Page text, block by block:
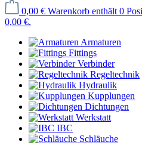
0,00 € Warenkorb enthält 0
0,00 €.
Armaturen
Fittings
Verbinder
Regeltechnik
Hydraulik
Kupplungen
Dichtungen
Werkstatt
IBC
Schläuche